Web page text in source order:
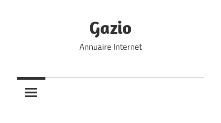
Gazio
Annuaire Internet